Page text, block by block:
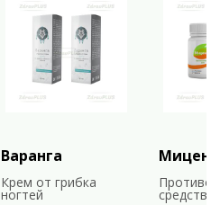
Варанга
Крем от грибка
ногтей средство